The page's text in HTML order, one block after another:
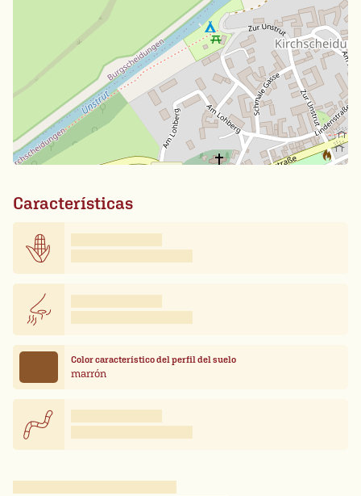
Características
Color característico del perfil del suelo
marrón